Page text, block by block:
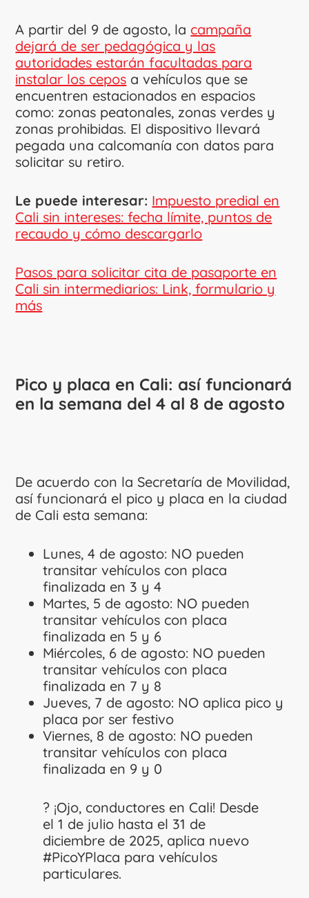
A partir del 9 de agosto, la campaña
dejará de ser pedagógica y las
autoridades estarán facultadas para
instalar los cepos a vehículos que se
encuentren estacionados en espacios
como: zonas peatonales, zonas verdes y
zonas prohibidas. El dispositivo llevará
pegada una calcomanía con datos para
solicitar su retiro.
Le puede interesar: Impuesto predial en
Cali sin intereses: fecha límite, puntos de
recaudo y cómo descargarlo
Pasos para solicitar cita de pasaporte en
Cali sin intermediarios: Link, formulario y
más
Pico y placa en Cali: así funcionará
en la semana del 4 al 8 de agosto
De acuerdo con la Secretaría de Movilidad,
así funcionará el pico y placa en la ciudad
de Cali esta semana:
Lunes, 4 de agosto: NO pueden
transitar vehículos con placa
finalizada en 3 y 4
Martes, 5 de agosto: NO pueden
transitar vehículos con placa
finalizada en 5 y 6
Miércoles, 6 de agosto: NO pueden
transitar vehículos con placa
finalizada en 7 y 8
Jueves, 7 de agosto: NO aplica pico y
placa por ser festivo
Viernes, 8 de agosto: NO pueden
transitar vehículos con placa
finalizada en 9 y 0
? ¡Ojo, conductores en Cali! Desde
el 1 de julio hasta el 31 de
diciembre de 2025, aplica nuevo
#PicoYPlaca para vehículos
particulares.